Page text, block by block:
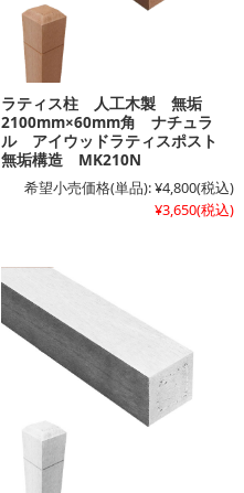
ラティス柱 人工木製 無垢
2100mm×60mm角 ナチュラ
ル アイウッドラティスポスト
無垢構造 MK210N
希望小売価格(単品):¥4,800(税込)
¥3,650(税込)